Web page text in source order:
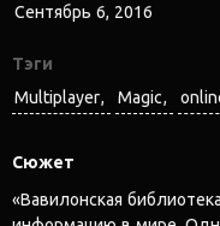
Сентябрь 6, 2016
Тэги
Multiplayer
Magic
Сюжет
«Вавилонская